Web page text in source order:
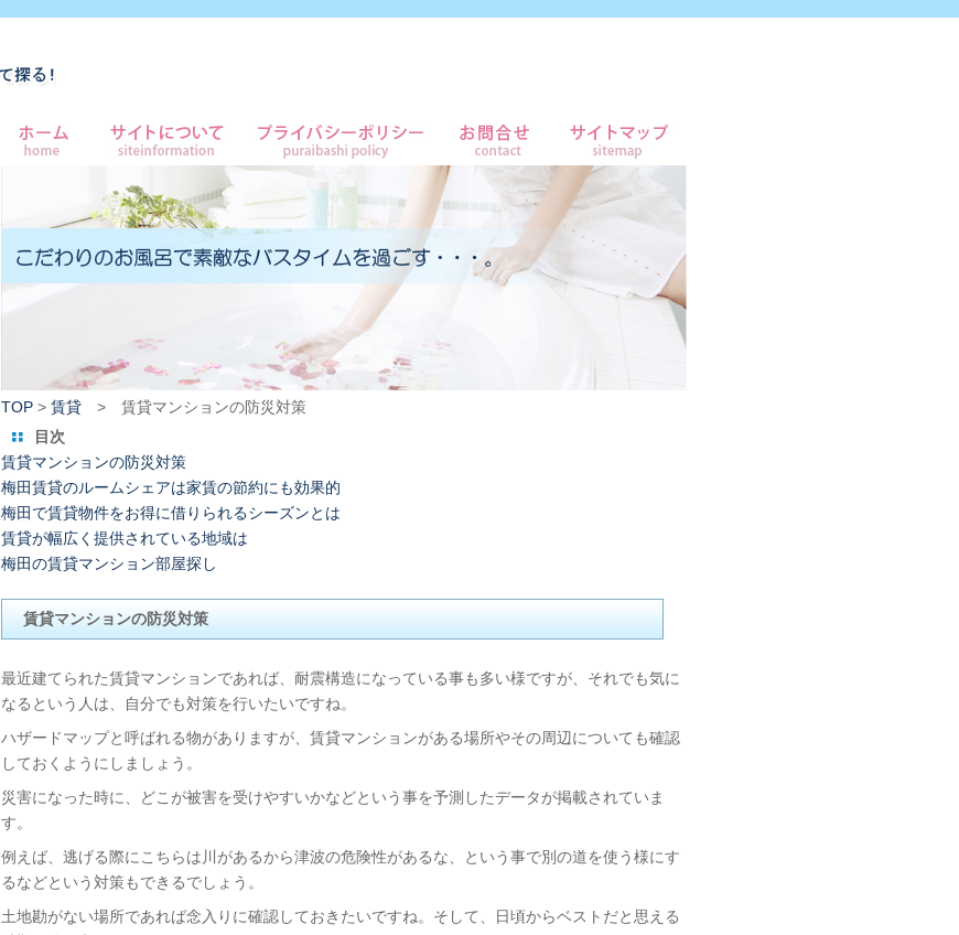
TOP > 賃貸 > 賃貸マンションの防災対策
目次
賃貸マンションの防災対策
梅田賃貸のルームシェアは家賃の節約にも効果的
梅田で賃貸物件をお得に借りられるシーズンとは
賃貸が幅広く提供されている地域は
梅田の賃貸マンション部屋探し
賃貸マンションの防災対策
最近建てられた賃貸マンションであれば、耐震構造になっている事も多い様ですが、それでも気に
なるという人は、自分でも対策を行いたいですね。
ハザードマップと呼ばれる物がありますが、賃貸マンションがある場所やその周辺についても確認
しておくようにしましょう。
災害になった時に、どこが被害を受けやすいかなどという事を予測したデータが掲載されていま
す。
例えば、逃げる際にこちらは川があるから津波の危険性があるな、という事で別の道を使う様にす
るなどという対策もできるでしょう。
土地勘がない場所であれば念入りに確認しておきたいですね。そして、日頃からベストだと思える